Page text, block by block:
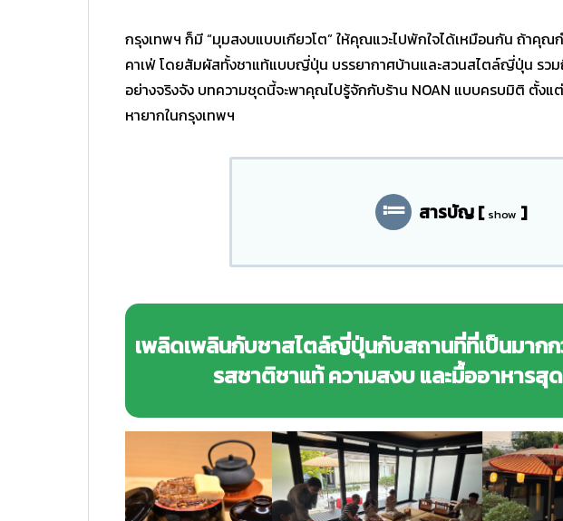
กรุงเทพฯ ก็มี “มุมสงบแบบเกียวโต” ให้คุณแวะไปพักใจได้เหมือนกัน ถ้าคุณ
คาเฟ่ โดยสัมผัสทั้งชาแท้แบบญี่ปุ่น บรรยากาศบ้านและสวนสไตล์ญี่ปุ่น รวม
อย่างจริงจัง บทความชุดนี้จะพาคุณไปรู้จักกับร้าน NOAN แบบครบมิติ ตั้งแ
หายากในกรุงเทพฯ
สารบัญ[ show ]
เพลิดเพลินกับชาสไตล์ญี่ปุ่นกับสถานที่ที่เป็นมาก
รสชาติชาแท้ ความสงบ และมื้ออาหารสุ